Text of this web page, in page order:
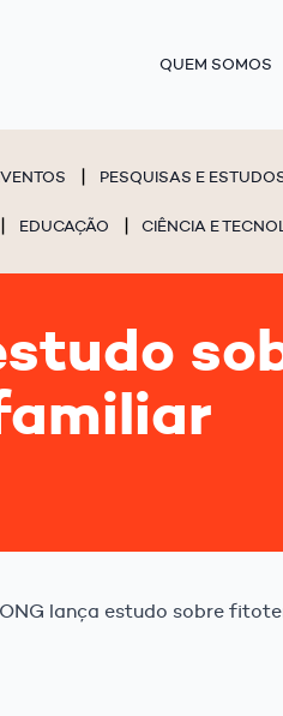
QUEM SOMOS
PESQUISAS E
EDUCAÇÃO CIÊNCIA E
ONG lança estudo sobre